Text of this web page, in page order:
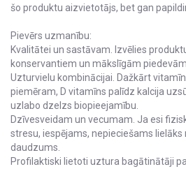
šo produktu aizvietotājs, bet gan
Pievērs uzmanību:
Kvalitātei un sastāvam. Izvēlies
konservantiem un mākslīgām piedevām.
Uzturvielu kombinācijai. Dažkārt
piemēram, D vitamīns palīdz kalcija
uzlabo dzelzs biopieejamību.
Dzīvesveidam un vecumam. Ja esi
stresu, iespējams, nepieciešams
daudzums.
Profilaktiski lietoti uztura bagātinātāji